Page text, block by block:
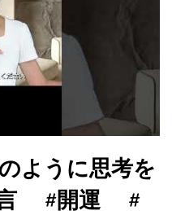
ように思考を
言 #開運 #